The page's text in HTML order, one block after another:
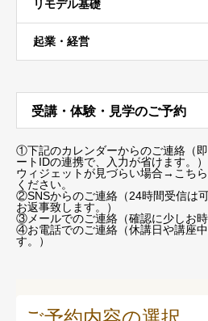
リモデル基礎
起業・経営
受講・体験・見学のご予約
①下記のカレンダーからのご連絡（
ートIDの連携で、入力が省けます。）
ウィジェットが見づらい場合→こちら
ください。
②SNSからのご連絡（24時間受信は
お返事致します。）
③メールでのご連絡（確認に少しお時
④お電話でのご連絡（休講日や講座
す。）